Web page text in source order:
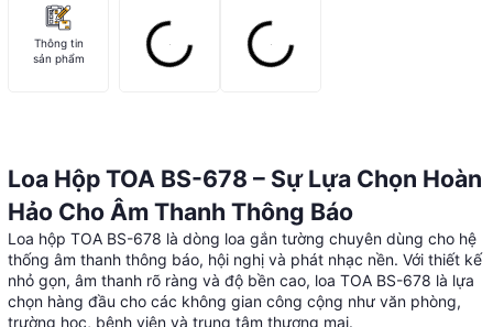
Thông tin
sản phẩm
Loa Hộp TOA BS-678 – Sự Lựa Chọn Hoàn
Hảo Cho Âm Thanh Thông Báo
Loa hộp TOA BS-678 là dòng loa gắn tường chuyên dùng cho hệ
thống âm thanh thông báo, hội nghị và phát nhạc nền. Với thiết kế
nhỏ gọn, âm thanh rõ ràng và độ bền cao, loa TOA BS-678 là lựa
chọn hàng đầu cho các không gian công cộng như văn phòng,
trường học, bệnh viện và trung tâm thương mại.